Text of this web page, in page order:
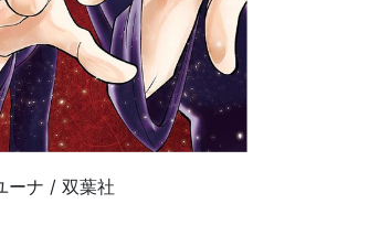
ーナ / 双葉社